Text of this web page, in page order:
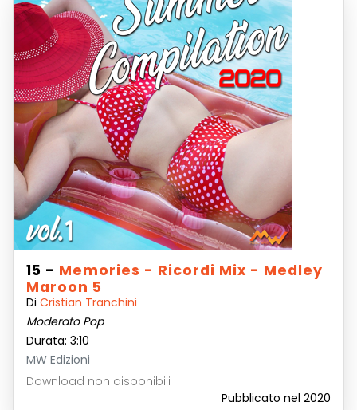
15 - Memories - Ricordi Mix - Medley
Maroon 5
Di Cristian Tranchini
Moderato Pop
Durata: 3:10
MW Edizioni
Download non disponibili
Pubblicato nel 2020